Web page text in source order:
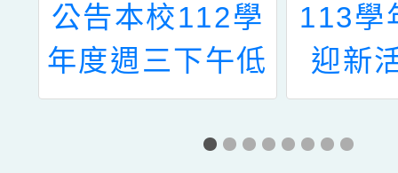
公告本校112學
年度週三下午低
年級兒童課後照
顧服務教師甄選
113學
迎新